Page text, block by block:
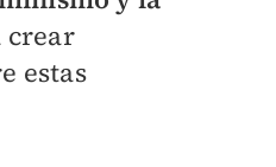
crear
estas